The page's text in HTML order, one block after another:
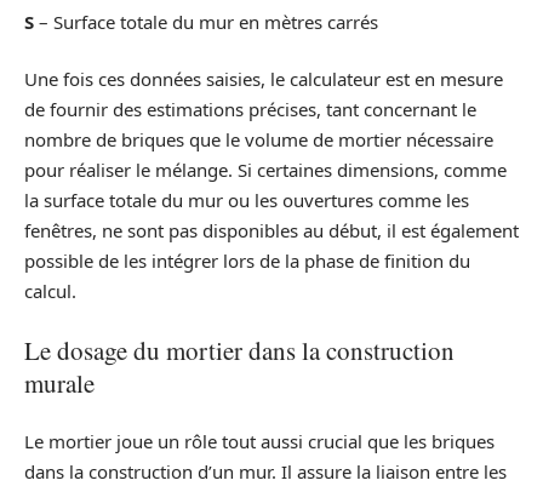
S – Surface totale du mur en mètres carrés
Une fois ces données saisies, le calculateur est en mesure
de fournir des estimations précises, tant concernant le
nombre de briques que le volume de mortier nécessaire
pour réaliser le mélange. Si certaines dimensions, comme
la surface totale du mur ou les ouvertures comme les
fenêtres, ne sont pas disponibles au début, il est également
possible de les intégrer lors de la phase de finition du
calcul.
Le dosage du mortier dans la construction
murale
Le mortier joue un rôle tout aussi crucial que les briques
dans la construction d’un mur. Il assure la liaison entre les